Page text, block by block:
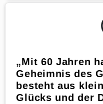
„Mit 60 Jahren
Geheimnis des
besteht aus
Glücks und der